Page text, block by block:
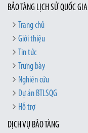
BẢO TÀNG LỊCH SỬ QUỐC GIA
Trang chủ
Giới thiệu
Tin tức
Trưng bày
Nghiên cứu
Dự án BTLSQG
Hỗ trợ
DỊCH VỤ BẢO TÀNG